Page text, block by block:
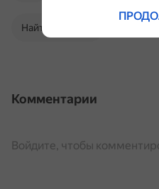
Найти в Поиске
Комментарии
Войдите, чтобы